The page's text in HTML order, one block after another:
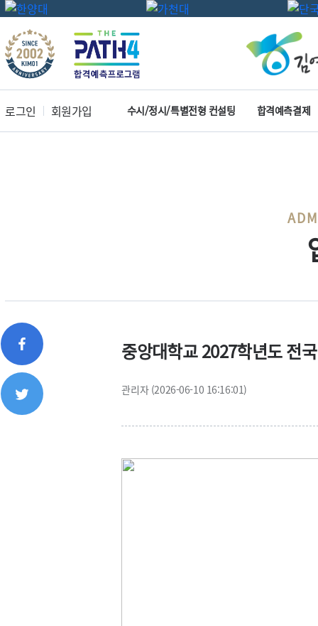
로그인 회원가입 수시/정시/특별전형 컨설팅 합격예측결제
중앙대학교 2027학년도 전
관리자 (2026-06-10 16:16:01)